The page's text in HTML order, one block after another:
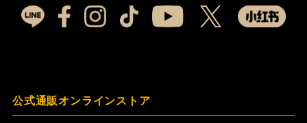
公式通販オンラインストア